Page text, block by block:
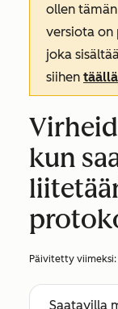
ollen
versiota on
joka
siihen täällä
kun
Päivitetty viimeksi:
Saatavilla